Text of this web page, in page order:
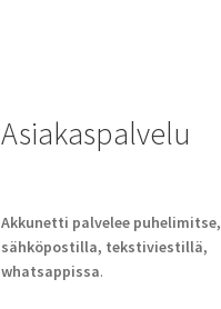
Asiakaspalvelu
Akkunetti palvelee puhelimitse,
sähköpostilla, tekstiviestillä,
whatsappissa.